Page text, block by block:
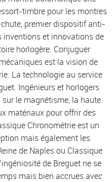
timbre pour les montres
premier dispositif anti-
inventions et innovations de
horlogère. Conjuguer
est la vision de
La technologie au service
Ingénieurs et horlogers
le magnétisme, la haute
matériaux pour offrir des
Chronométrie est un
mais également les
de Naples ou Classique
de Breguet ne se
mais bien accrues avec